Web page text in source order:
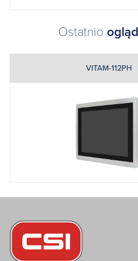
Ostatnio
VITAM-112PH